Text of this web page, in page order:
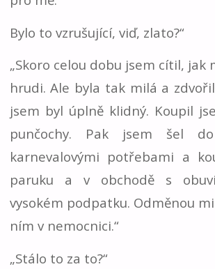
Bylo to vzrušující, viď, zlato?“
„Skoro celou dobu jsem cítil, jak
hrudi. Ale byla tak milá a
jsem byl úplně klidný. Koupil
punčochy. Pak jsem šel
karnevalovými potřebami a
paruku a v obchodě s
vysokém podpatku. Odměnou
ním v nemocnici.“
„Stálo to za to?“